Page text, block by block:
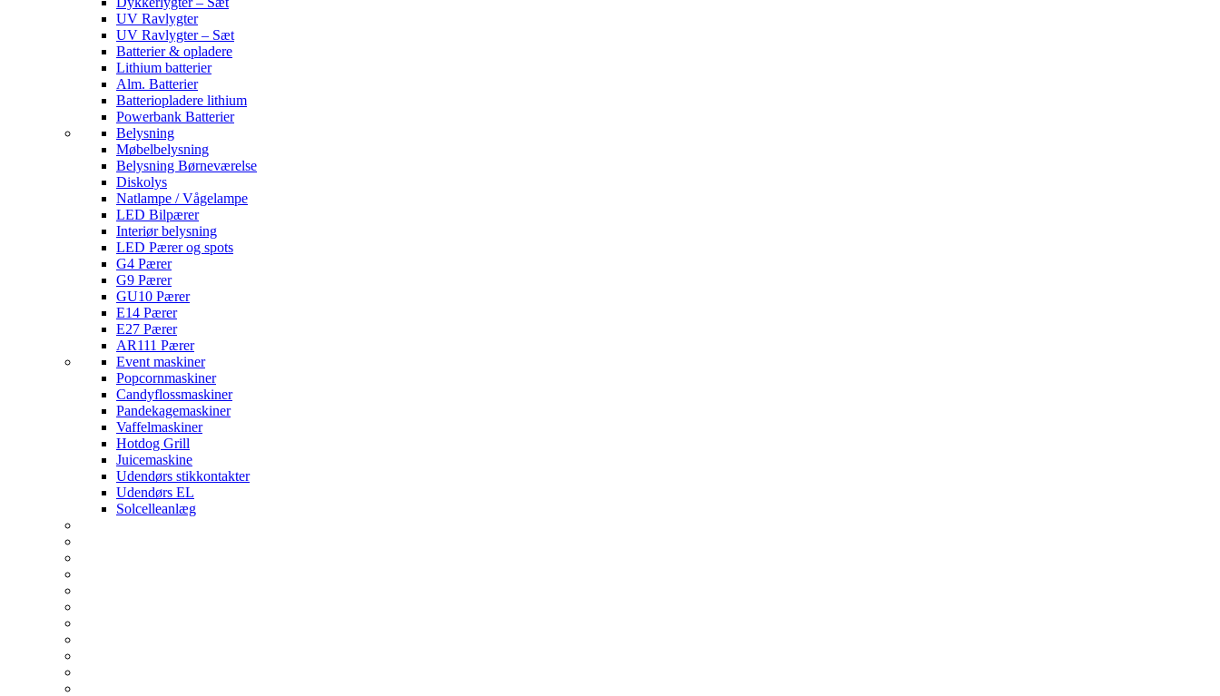
UV Ravlygter
UV Ravlygter – Sæt
Batterier & opladere
Lithium batterier
Alm. Batterier
Batteriopladere lithium
Powerbank Batterier
Belysning
Møbelbelysning
Belysning Børneværelse
Diskolys
Natlampe / Vågelampe
LED Bilpærer
Interiør belysning
LED Pærer og spots
G4 Pærer
G9 Pærer
GU10 Pærer
E14 Pærer
E27 Pærer
AR111 Pærer
Event maskiner
Popcornmaskiner
Candyflossmaskiner
Pandekagemaskiner
Vaffelmaskiner
Hotdog Grill
Juicemaskine
Udendørs stikkontakter
Udendørs EL
Solcelleanlæg